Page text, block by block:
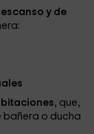
y de
, que,
bañera o ducha